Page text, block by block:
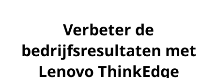
Verbeter de
bedrijfsresultaten met
Lenovo ThinkEdge